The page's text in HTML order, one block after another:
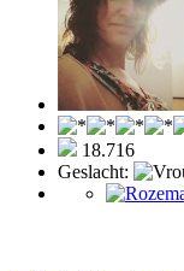
18.716
Geslacht: